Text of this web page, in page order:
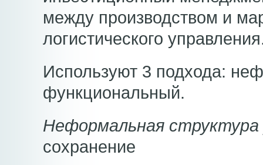
между производством и
логистического
Используют 3 подхода:
функциональный.
Неформальная структура
сохранение